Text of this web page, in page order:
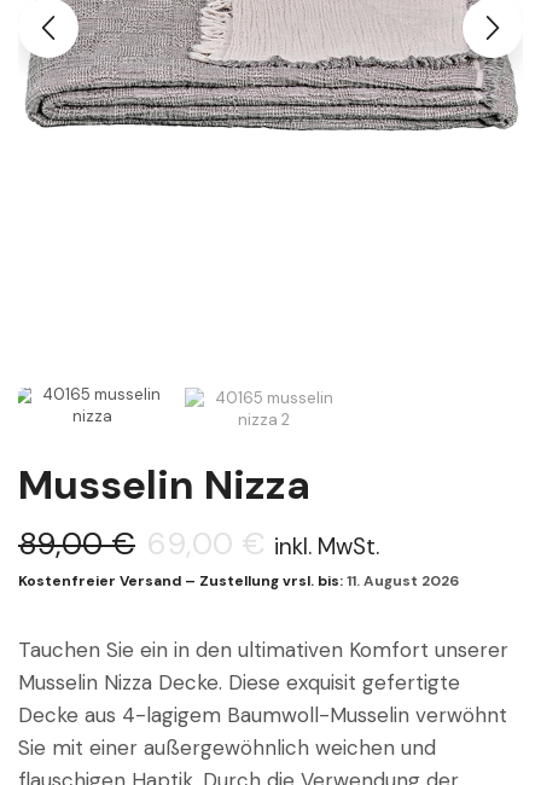
Musselin Nizza
89,00€ 69,00 € inkl. MwSt.
Kostenfreier Versand – Zustellung vrsl. bis:11. August 2026
Tauchen Sie ein in den ultimativen Komfort unserer
Musselin Nizza Decke. Diese exquisit gefertigte
Decke aus 4-lagigem Baumwoll-Musselin verwöhnt
Sie mit einer außergewöhnlich weichen und